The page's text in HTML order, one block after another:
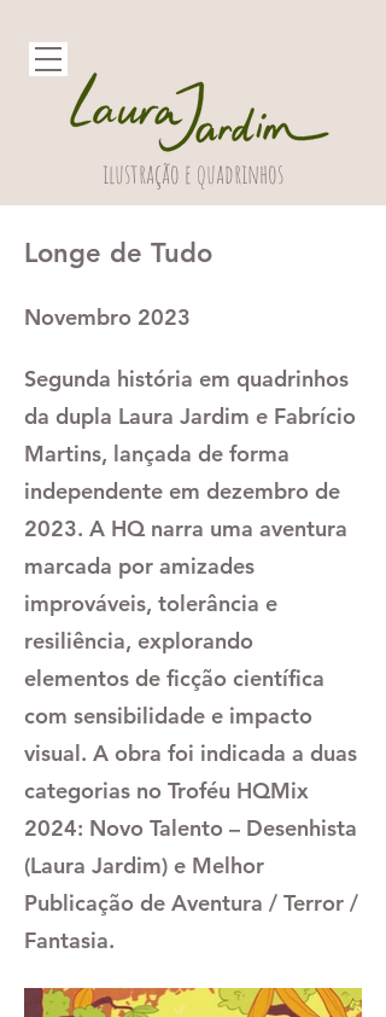
ilustração e quadrinhos
Longe de Tudo
Novembro 2023
Segunda história em quadrinhos
da dupla Laura Jardim e Fabrício
Martins, lançada de forma
independente em dezembro de
2023. A HQ narra uma aventura
marcada por amizades
improváveis, tolerância e
resiliência, explorando
elementos de ficção científica
com sensibilidade e impacto
visual. A obra foi indicada a duas
categorias no Troféu HQMix
2024: Novo Talento – Desenhista
(Laura Jardim) e Melhor
Publicação de Aventura / Terror /
Fantasia.